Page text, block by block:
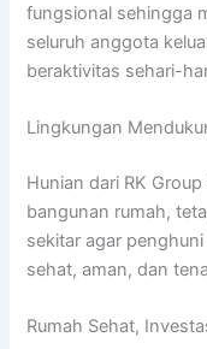
fungsional sehingga
seluruh anggota
beraktivitas sehari-
Lingkungan
Hunian dari RK
bangunan rumah,
sekitar agar
sehat, aman, dan
Rumah Sehat,